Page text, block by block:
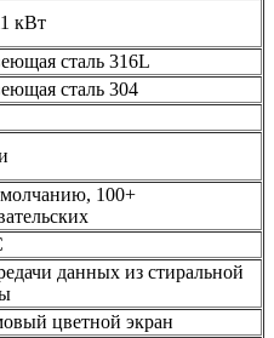
кВт
сталь 316L
сталь 304
100+
данных из стиральной
цветной экран